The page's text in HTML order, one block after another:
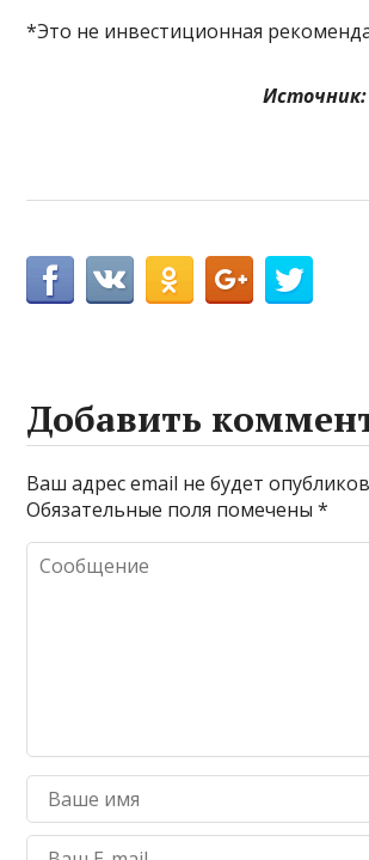
*Это не инвестиционная
Источник:
Добавить
Ваш адрес email не будет
Обязательные поля помечены*